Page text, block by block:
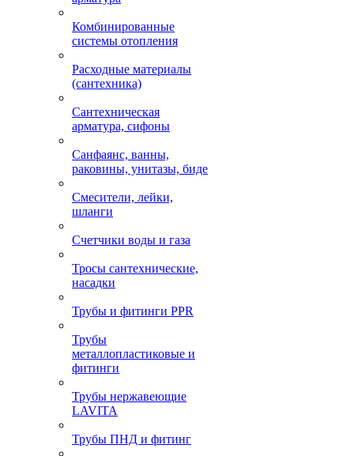
Комбинированные
системы отопления
Расходные материалы
(сантехника)
Сантехническая
арматура, сифоны
Санфаянс, ванны,
раковины, унитазы, биде
Смесители, лейки,
шланги
Счетчики воды и газа
Тросы сантехнические,
насадки
Трубы и фитинги PPR
Трубы
металлопластиковые и
фитинги
Трубы нержавеющие
LAVITA
Трубы ПНД и фитинг